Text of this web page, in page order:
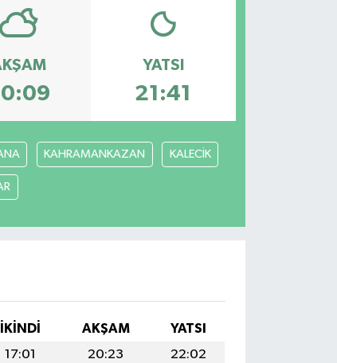
YATSI
21:41
KAHRAMANKAZAN KALECİK
İKINDI AKŞAM
YATSI
17:01 20:23
22:02